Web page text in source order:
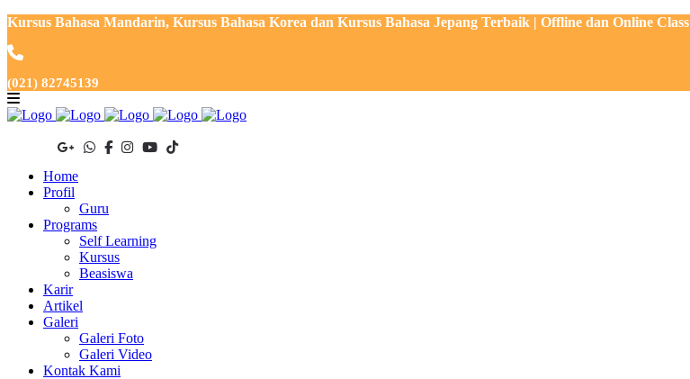
Kursus Bahasa Mandarin, Kursus Bahasa Korea dan Kursus Bahasa Jepang Terbaik | Offline dan Online Class
(021) 82745139
Home
Profil
Guru
Programs
Self Learning
Kursus
Beasiswa
Karir
Artikel
Galeri
Galeri Foto
Galeri Video
Kontak Kami